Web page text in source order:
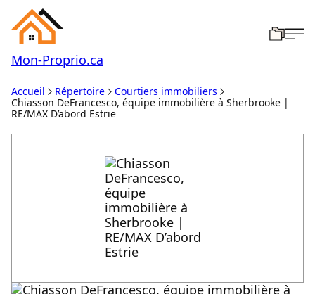
Mon-Proprio.ca
Accueil Répertoire
Courtiers immobiliers
Chiasson DeFrancesco, équipe immobilière à Sherbrooke |
RE/MAX D’abord Estrie